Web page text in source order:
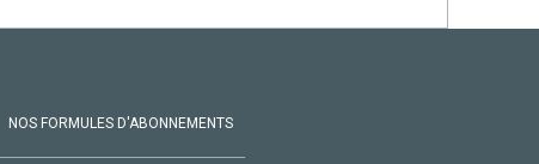
NOS FORMULES D'ABONNEMENTS